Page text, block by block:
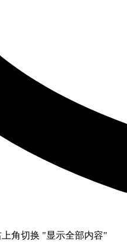
角切换 "显示全部内容"